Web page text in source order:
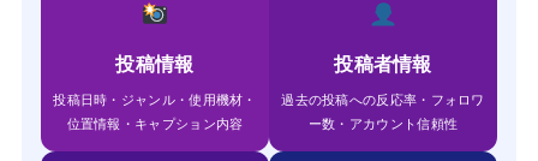
投稿情報
投稿日時・ジャンル・使用機材・
位置情報・キャプション内容
投稿者情報
過去の投稿への反応率・フォロワ
ー数・アカウント信頼性